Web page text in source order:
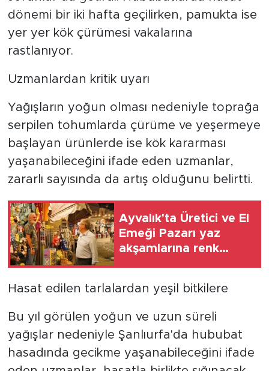
dönemi bir iki hafta geçilirken, pamukta ise
yer yer kök çürümesi vakalarına
rastlanıyor.
Uzmanlardan kritik uyarı
Yağışların yoğun olması nedeniyle toprağa
serpilen tohumlarda çürüme ve yeşermeye
başlayan ürünlerde ise kök kararması
yaşanabileceğini ifade eden uzmanlar,
zararlı sayısında da artış olduğunu belirtti.
Ayvalık'ta Üretici ve El
Emeği Pazarı yaz
akşamlarına renk
Hasat edilen tarlalardan yeşil bitkilere
Bu yıl görülen yoğun ve uzun süreli
yağışlar nedeniyle Şanlıurfa'da hububat
hasadında gecikme yaşanabileceğini ifade